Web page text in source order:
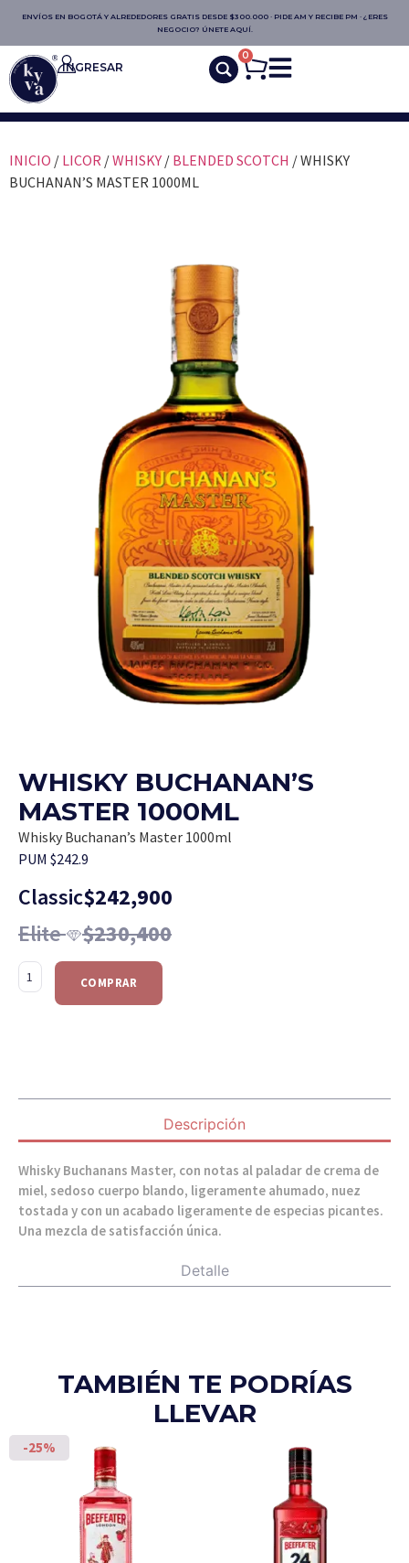
ENVÍOS EN BOGOTÁ Y ALREDEDORES GRATIS DESDE $300.000 · PIDE AM Y RECIBE PM · ¿ERES
NEGOCIO? ÚNETE AQUÍ.
INGRESAR
0
INICIO / LICOR /WHISKY / BLENDED SCOTCH / WHISKY
BUCHANAN’S MASTER 1000ML
WHISKY BUCHANAN’S
MASTER 1000ML
Whisky Buchanan’s Master 1000ml
PUM $242.9
Classic$242,900
Elite $230,400
COMPRAR
Descripción
Detalle
Whisky Buchanans Master, con notas al paladar de crema de
miel, sedoso cuerpo blando, ligeramente ahumado, nuez
tostada y con un acabado ligeramente de especias picantes.
Una mezcla de satisfacción única.
TAMBIÉN TE PODRÍAS
LLEVAR
-25%